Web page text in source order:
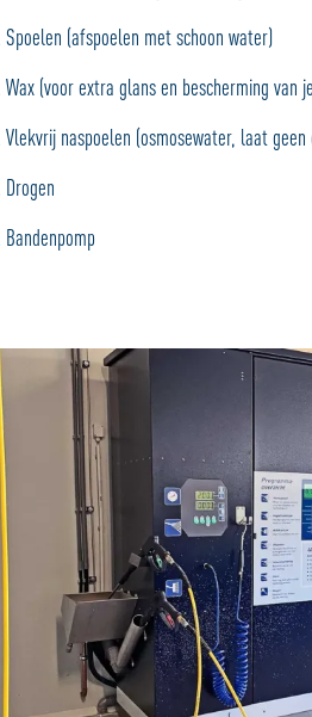
Spoelen (afspoelen met schoon water)
Wax (voor extra glans en bescherming van
Vlekvrij naspoelen (osmosewater, laat
Drogen
Bandenpomp